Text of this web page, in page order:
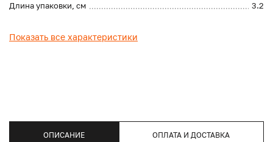
Длина упаковки, см
3.2
Показать все характеристики
ОПИСАНИЕ ОПЛАТА И ДОСТАВКА